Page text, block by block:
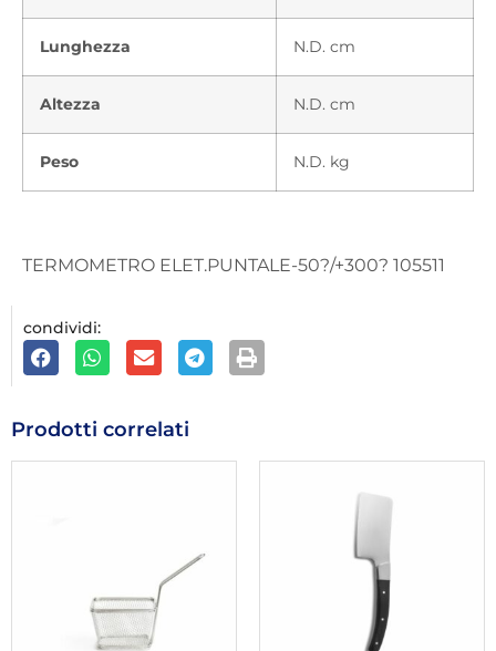
Lunghezza N.D. cm
Altezza N.D. cm
Peso N.D. kg
TERMOMETRO ELET.PUNTALE-50?/+300? 105511
condividi:
Prodotti correlati